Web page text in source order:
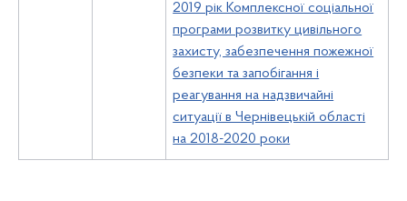
2019 рік Комплексної соціальної
програми розвитку цивільного
захисту, забезпечення пожежної
безпеки та запобігання і
реагування на надзвичайні
ситуації в Чернівецькій області
на 2018-2020 роки